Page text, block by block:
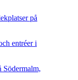
på
entréer i
Södermalm,